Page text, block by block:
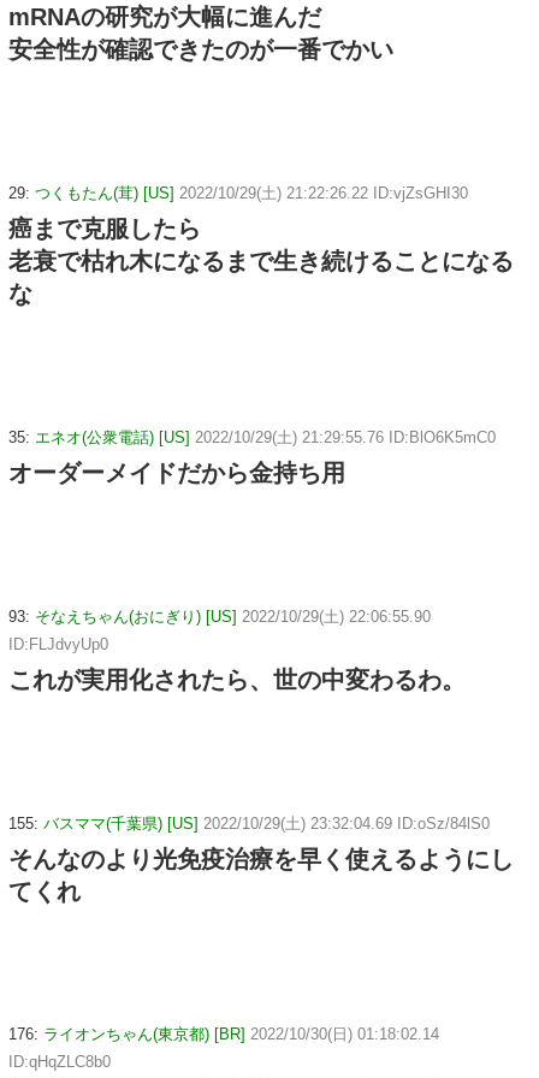
mRNAの研究が大幅に進んだ
安全性が確認できたのが一番でかい
29: つくもたん(茸) [US] 2022/10/29(土) 21:22:26.22 ID:vjZsGHI30
癌まで克服したら
老衰で枯れ木になるまで生き続けることになる
な
35: エネオ(公衆電話) [US] 2022/10/29(土) 21:29:55.76 ID:BlO6K5mC0
オーダーメイドだから金持ち用
93: そなえちゃん(おにぎり) [US] 2022/10/29(土) 22:06:55.90
ID:FLJdvyUp0
これが実用化されたら、世の中変わるわ。
155: バスママ(千葉県) [US] 2022/10/29(土) 23:32:04.69 ID:oSz/84lS0
そんなのより光免疫治療を早く使えるようにし
てくれ
176: ライオンちゃん(東京都) [BR] 2022/10/30(日) 01:18:02.14
ID:qHqZLC8b0